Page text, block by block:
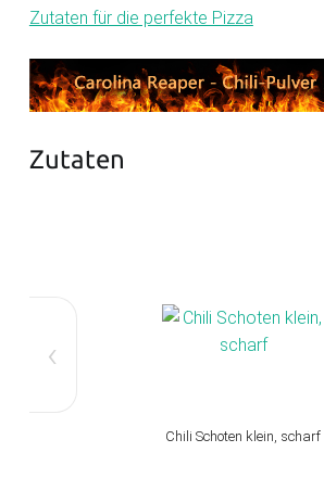
Zutaten für die perfekte Pizza
Zutaten
Chili Schoten klein, scharf
‹